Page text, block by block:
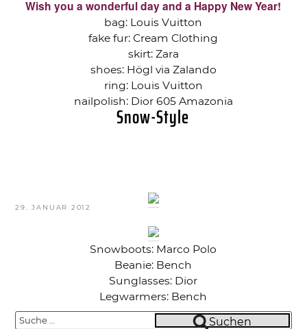
Wish you a wonderful day and a Happy New Year!
bag: Louis Vuitton
fake fur: Cream Clothing
skirt: Zara
shoes: Högl via Zalando
ring: Louis Vuitton
nailpolish: Dior 605 Amazonia
VERÖFFENTLICHT
29. JANUAR 2012
Snow-Style
Snowboots: Marco Polo
Beanie: Bench
Sunglasses: Dior
Legwarmers: Bench
Suche
Suchen